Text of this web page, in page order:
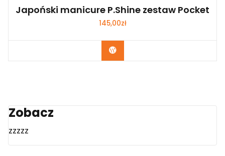
Japoński manicure P.Shine zestaw Pocket
145,00zł
Zobacz
Zobacz
zzzzz